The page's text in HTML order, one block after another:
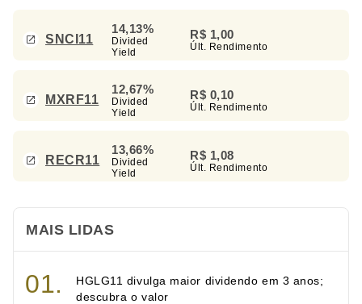
SNCI11
14,13%
Divided
Yield
R$ 1,00
Últ. Rendimento
MXRF11
12,67%
Divided
Yield
R$ 0,10
Últ. Rendimento
RECR11
13,66%
Divided
Yield
R$ 1,08
Últ. Rendimento
MAIS LIDAS
HGLG11 divulga maior dividendo em 3 anos;
descubra o valor